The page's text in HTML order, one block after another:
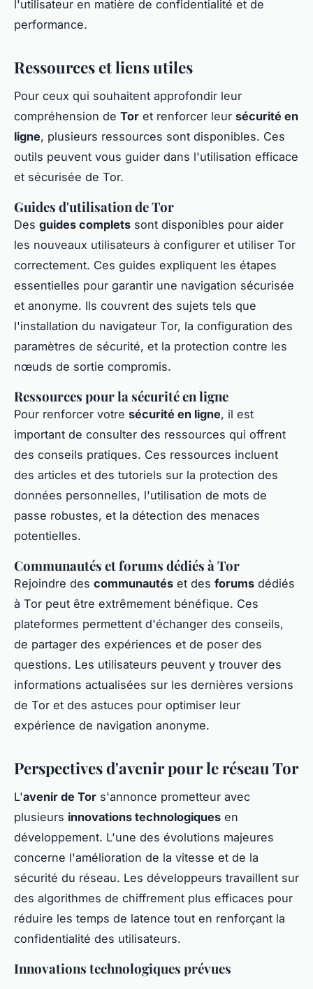
l'utilisateur en matière de confidentialité et de
performance.
Ressources et liens utiles
Pour ceux qui souhaitent approfondir leur
compréhension de Tor et renforcer leur sécurité en
ligne, plusieurs ressources sont disponibles. Ces
outils peuvent vous guider dans l'utilisation efficace
et sécurisée de Tor.
Guides d'utilisation de Tor
Des guides complets sont disponibles pour aider
les nouveaux utilisateurs à configurer et utiliser Tor
correctement. Ces guides expliquent les étapes
essentielles pour garantir une navigation sécurisée
et anonyme. Ils couvrent des sujets tels que
l'installation du navigateur Tor, la configuration des
paramètres de sécurité, et la protection contre les
nœuds de sortie compromis.
Ressources pour la sécurité en ligne
Pour renforcer votre sécurité en ligne, il est
important de consulter des ressources qui offrent
des conseils pratiques. Ces ressources incluent
des articles et des tutoriels sur la protection des
données personnelles, l'utilisation de mots de
passe robustes, et la détection des menaces
potentielles.
Communautés et forums dédiés à Tor
Rejoindre des communautés et des forums dédiés
à Tor peut être extrêmement bénéfique. Ces
plateformes permettent d'échanger des conseils,
de partager des expériences et de poser des
questions. Les utilisateurs peuvent y trouver des
informations actualisées sur les dernières versions
de Tor et des astuces pour optimiser leur
expérience de navigation anonyme.
Perspectives d'avenir pour le réseau Tor
L'avenir de Tor s'annonce prometteur avec
plusieurs innovations technologiques en
développement. L'une des évolutions majeures
concerne l'amélioration de la vitesse et de la
sécurité du réseau. Les développeurs travaillent sur
des algorithmes de chiffrement plus efficaces pour
réduire les temps de latence tout en renforçant la
confidentialité des utilisateurs.
Innovations technologiques prévues